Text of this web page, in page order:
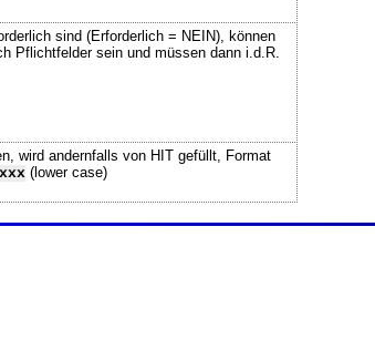
sind (Erforderlich = NEIN), können
Pflichtfelder sein und müssen dann i.d.R.
wird andernfalls von HIT gefüllt, Format
(lower case)